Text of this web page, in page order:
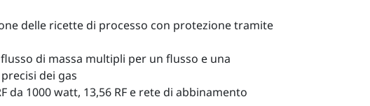
delle ricette di processo con protezione tramite
di massa multipli per un flusso e una
dei gas
da 1000 watt, 13,56 RF e rete di abbinamento